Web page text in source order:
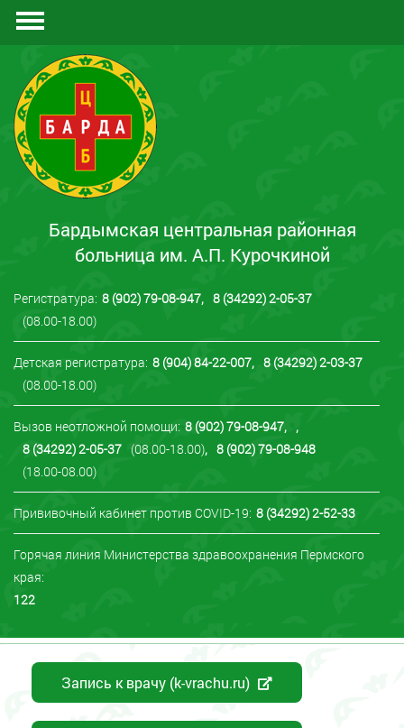
Контакты
Бардымская центральная районная
больница им. А.П. Курочкиной
Регистратура: 8 (902) 79-08-947, 8 (34292) 2-05-37
(08.00-18.00)
Детская регистратура: 8 (904) 84-22-007, 8 (34292) 2-03-37
(08.00-18.00)
Вызов неотложной помощи: 8 (902) 79-08-947, ,
8 (34292) 2-05-37 (08.00-18.00), 8 (902) 79-08-948
(18.00-08.00)
Прививочный кабинет против COVID-19: 8 (34292) 2-52-33
Горячая линия Министерства здравоохранения Пермского
края:
122
Запись к врачу (k-vrachu.ru)